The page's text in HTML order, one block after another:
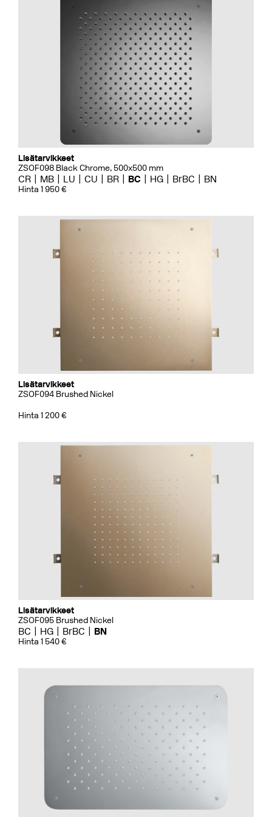
Lisätarvikkeet
ZSOF098 Black Chrome, 500x500 mm
CR MB LU CU BR BC HG BrBC BN
Hinta 1 950 €
Lisätarvikkeet
ZSOF094 Brushed Nickel
Hinta 1 200 €
Lisätarvikkeet
ZSOF095 Brushed Nickel
BC HG BrBC BN
Hinta 1 540 €